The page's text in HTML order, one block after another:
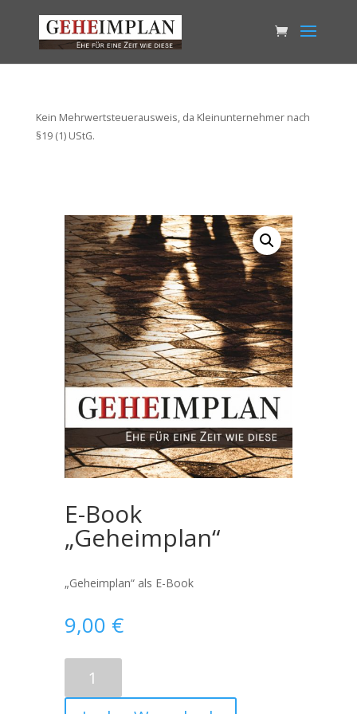
Kein Mehrwertsteuerausweis, da Kleinunternehmer nach
§19 (1) UStG.
E-Book
„Geheimplan“
„Geheimplan“ als E-Book
9,00 €
"Geheimplan"